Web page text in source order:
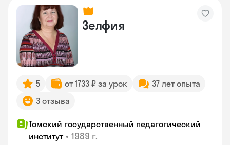
Зелфия
5 от 1733 ₽ за урок
37 лет опыта
3 отзыва
Томский государственный педагогический
институт • 1989 г.